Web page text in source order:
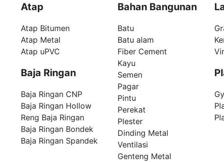
Atap
Atap Bitumen
Atap Metal
Atap uPVC
Baja Ringan
Baja Ringan CNP
Baja Ringan Hollow
Reng Baja Ringan
Baja Ringan Bondek
Baja Ringan Spandek
Bahan Bangunan
Batu
Batu alam
Fiber Cement
Kayu
Semen
Pagar
Pintu
Perekat
Plester
Dinding Metal
Ventilasi
Genteng Metal